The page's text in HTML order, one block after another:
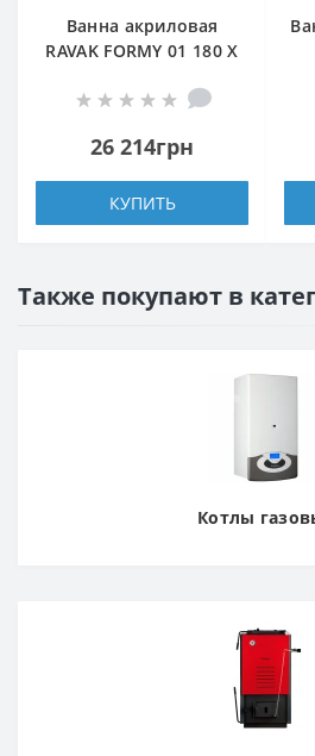
Ванна акриловая
RAVAK FORMY 01 180 X
26 214грн
КУПИТЬ
Также покупают в
Котлы